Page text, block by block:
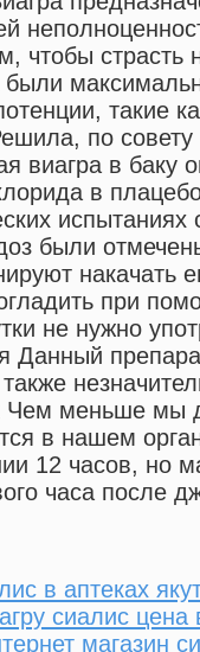
чтобы страсть
такие
по совету
виагра в
в
были
накачать
при
не нужно
Данный
меньше мы
в нашем
12 часов, но
часа после
в аптеках
сиалис цена
магазин